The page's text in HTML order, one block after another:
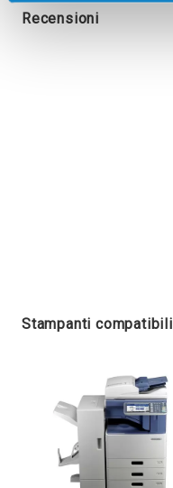
Recensioni
Stampanti compatibili